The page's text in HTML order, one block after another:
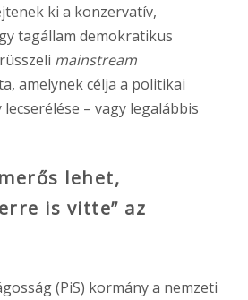
ki a konzervatív,
tagállam demokratikus
mainstream
amelynek célja a politikai
– vagy legalábbis
lehet,
is vitte” az
(PiS) kormány a nemzeti